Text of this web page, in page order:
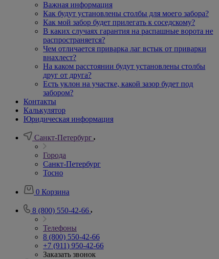
Важная информация
Как будут установлены столбы для моего забора?
Как мой забор будет прилегать к соседскому?
В каких случаях гарантия на распашные ворота не
распространяется?
Чем отличается приварка лаг встык от приварки
внахлест?
На каком расстоянии будут установлены столбы
друг от друга?
Есть уклон на участке, какой зазор будет под
забором?
Контакты
Калькулятор
Юридическая информация
Санкт-Петербург
Города
Санкт-Петербург
Тосно
0 Корзина
8 (800) 550-42-66
Телефоны
8 (800) 550-42-66
+7 (911) 950-42-66
Заказать звонок